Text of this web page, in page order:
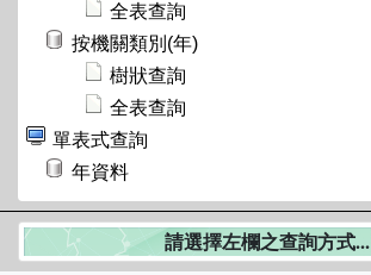
全表查詢
按機關類別(年)
樹狀查詢
全表查詢
單表式查詢
年資料
請選擇左欄之查詢方式...